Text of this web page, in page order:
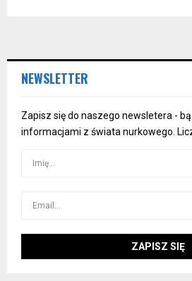
NEWSLETTER
Zapisz się do naszego newsletera -
informacjami z świata nurkowego.